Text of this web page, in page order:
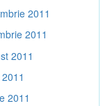
2011
2011
2011
2011